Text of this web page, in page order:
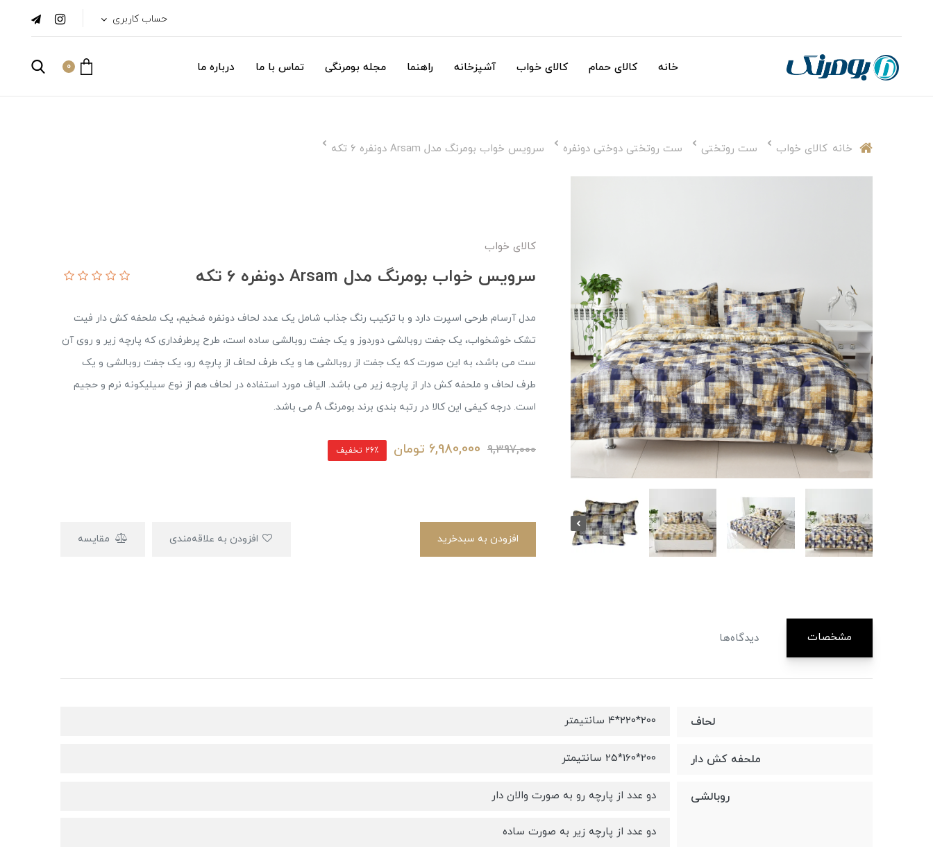
حساب کاربری
خانه کالای حمام کالای خواب آشپزخانه راهنما مجله بومرنگی تماس با ما درباره ما 0
خانه کالای خواب ست روتختی ست روتختی دوختی دونفره سرویس خواب بومرنگ مدل Arsam دونفره 6 تکه
کالای خواب
سرویس خواب بومرنگ مدل Arsam دونفره 6 تکه
مدل آرسام طرحی اسپرت دارد و با ترکیب رنگ جذاب شامل یک عدد لحاف دونفره ضخیم، یک ملحفه کش دار فیت
تشک خوشخواب، یک جفت روبالشی دوردوز و یک جفت روبالشی ساده است، طرح پرطرفداری که پارچه زیر و روی آن
ست می باشد، به این صورت که یک جفت از روبالشی ها و یک طرف لحاف از پارچه رو، یک جفت روبالشی و یک
طرف لحاف و ملحفه کش دار از پارچه زیر می باشد. الیاف مورد استفاده در لحاف هم از نوع سیلیکونه نرم و حجیم
است. درجه کیفی این کالا در رتبه بندی برند بومرنگ A می باشد.
9,397,000
6,980,000 تومان 26٪ تخفیف
افزودن به سبدخرید مقایسه
مشخصات دیدگاه‌ها
لحاف 200*220*4 سانتیمتر
ملحفه کش دار 200*160*25 سانتیمتر
روبالشی دو عدد از پارچه رو به صورت والان دار
دو عدد از پارچه زیر به صورت ساده